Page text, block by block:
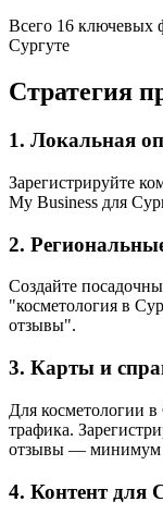
Всего 16 ключевых
Сургуте
Стратегия
1. Локальная
Зарегистрируйте
My Business для
2.
Создайте
"косметология в
отзывы".
3. Карты и
Для косметологии
трафика.
отзывы — минимум
4. Контент для